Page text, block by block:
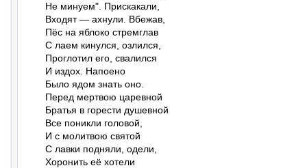
Не минуем". Прискакали,
Входят — ахнули. Вбежав,
Пёс на яблоко стремглав
С лаем кинулся, озлился,
Проглотил его, свалился
И издох. Напоено
Было ядом знать оно.
Перед мертвою царевной
Братья в горести душевной
Все поникли головой,
И с молитвою святой
С лавки подняли, одели,
Хоронить её хотели